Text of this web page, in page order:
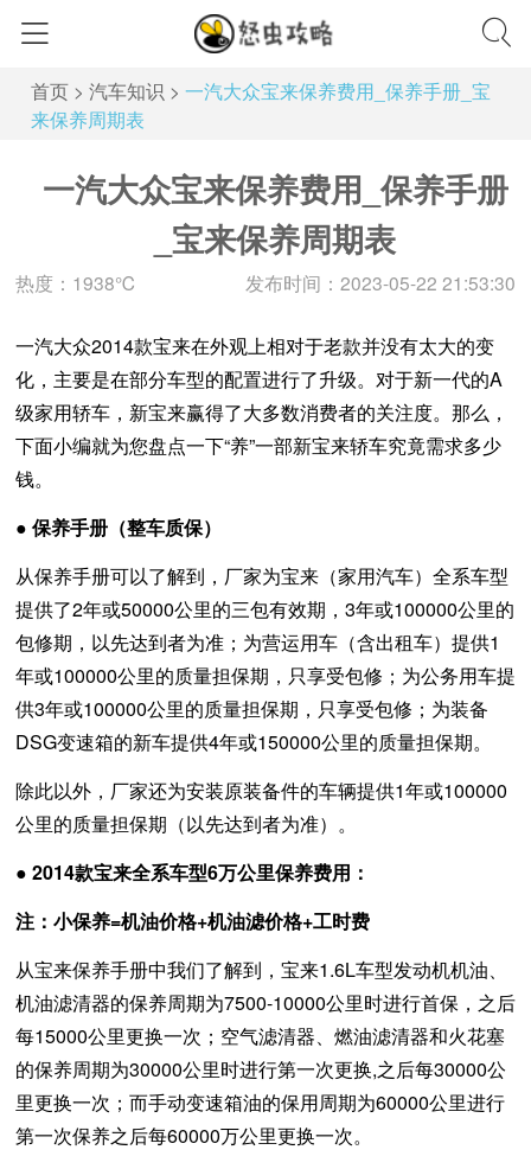
首页 > 汽车知识 > 一汽大众宝来保养费用_保养手册_宝
来保养周期表
一汽大众宝来保养费用_保养手册
_宝来保养周期表
热度：1938℃ 发布时间：2023-05-22 21:53:30
一汽大众2014款宝来在外观上相对于老款并没有太大的变
化，主要是在部分车型的配置进行了升级。对于新一代的A
级家用轿车，新宝来赢得了大多数消费者的关注度。那么，
下面小编就为您盘点一下“养”一部新宝来轿车究竟需求多少
钱。
● 保养手册（整车质保）
从保养手册可以了解到，厂家为宝来（家用汽车）全系车型
提供了2年或50000公里的三包有效期，3年或100000公里的
包修期，以先达到者为准；为营运用车（含出租车）提供1
年或100000公里的质量担保期，只享受包修；为公务用车提
供3年或100000公里的质量担保期，只享受包修；为装备
DSG变速箱的新车提供4年或150000公里的质量担保期。
除此以外，厂家还为安装原装备件的车辆提供1年或100000
公里的质量担保期（以先达到者为准）。
● 2014款宝来全系车型6万公里保养费用：
注：小保养=机油价格+机油滤价格+工时费
从宝来保养手册中我们了解到，宝来1.6L车型发动机机油、
机油滤清器的保养周期为7500-10000公里时进行首保，之后
每15000公里更换一次；空气滤清器、燃油滤清器和火花塞
的保养周期为30000公里时进行第一次更换,之后每30000公
里更换一次；而手动变速箱油的保用周期为60000公里进行
第一次保养之后每60000万公里更换一次。